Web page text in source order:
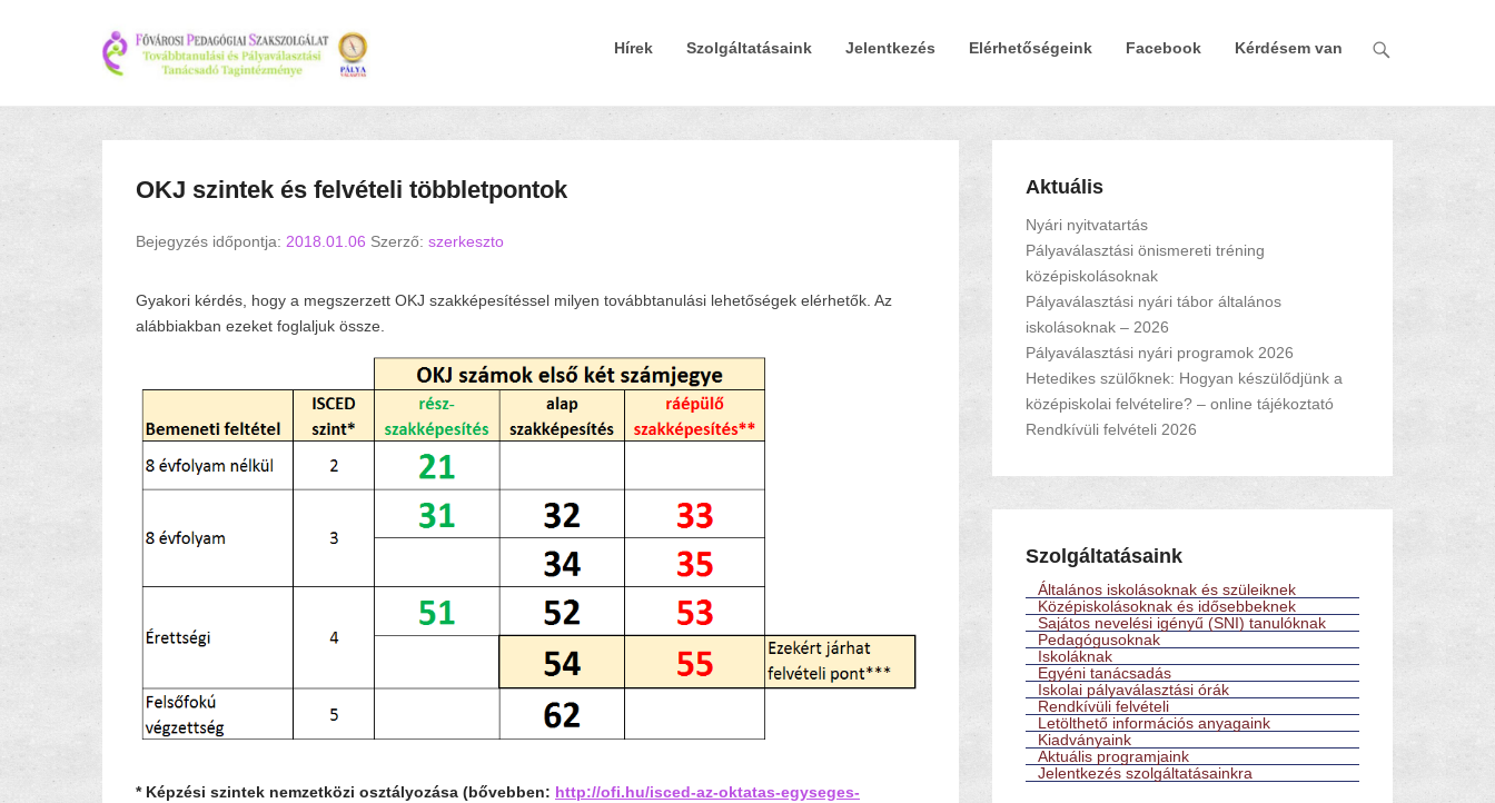
Elsődleges Menü
Tovább a tartalomra
Hírek Szolgáltatásaink Jelentkezés Elérhetőségeink Facebook Kérdésem van
OKJ szintek és felvételi többletpontok
Bejegyzés időpontja: 2018.01.06 Szerző: szerkeszto
Gyakori kérdés, hogy a megszerzett OKJ szakképesítéssel milyen továbbtanulási lehetőségek elérhetők. Az
alábbiakban ezeket foglaljuk össze.
* Képzési szintek nemzetközi osztályozása (bővebben: http://ofi.hu/isced-az-oktatas-egyseges-
Aktuális
Nyári nyitvatartás
Pályaválasztási önismereti tréning
középiskolásoknak
Pályaválasztási nyári tábor általános
iskolásoknak – 2026
Pályaválasztási nyári programok 2026
Hetedikes szülőknek: Hogyan készülődjünk a
középiskolai felvételire? – online tájékoztató
Rendkívüli felvételi 2026
Szolgáltatásaink
Általános iskolásoknak és szüleiknek
Középiskolásoknak és idősebbeknek
Sajátos nevelési igényű (SNI) tanulóknak
Pedagógusoknak
Iskoláknak
Egyéni tanácsadás
Iskolai pályaválasztási órák
Rendkívüli felvételi
Letölthető információs anyagaink
Kiadványaink
Aktuális programjaink
Jelentkezés szolgáltatásainkra